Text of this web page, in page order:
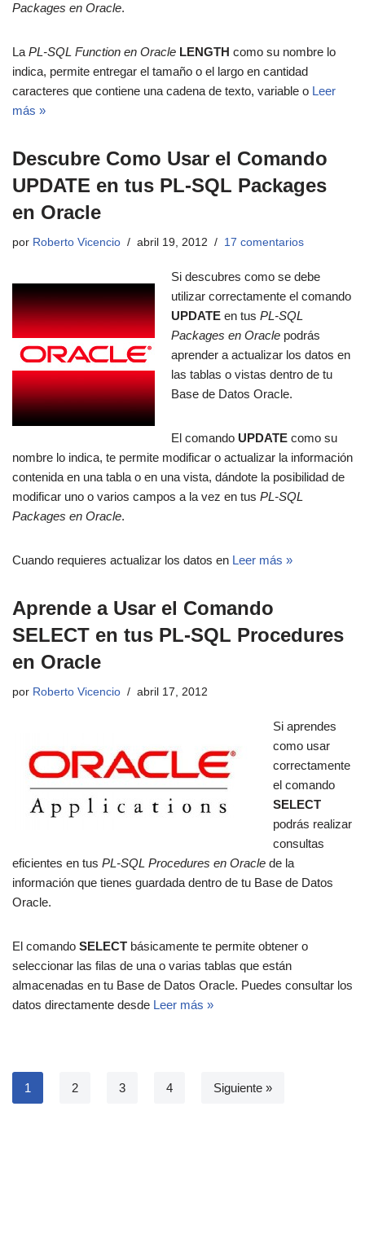
Packages en Oracle.
La PL-SQL Function en Oracle LENGTH como su nombre lo
indica, permite entregar el tamaño o el largo en cantidad
caracteres que contiene una cadena de texto, variable o Leer
más »
Descubre Como Usar el Comando
UPDATE en tus PL-SQL Packages
en Oracle
por Roberto Vicencio abril 19, 2012 17 comentarios
Si descubres como se debe
utilizar correctamente el comando
UPDATE en tus PL-SQL
Packages en Oracle podrás
aprender a actualizar los datos en
las tablas o vistas dentro de tu
Base de Datos Oracle.
El comando UPDATE como su
nombre lo indica, te permite modificar o actualizar la información
contenida en una tabla o en una vista, dándote la posibilidad de
modificar uno o varios campos a la vez en tus PL-SQL
Packages en Oracle.
Cuando requieres actualizar los datos en Leer más »
Aprende a Usar el Comando
SELECT en tus PL-SQL Procedures
en Oracle
por Roberto Vicencio abril 17, 2012
Si aprendes
como usar
correctamente
el comando
SELECT
podrás realizar
consultas
eficientes en tus PL-SQL Procedures en Oracle de la
información que tienes guardada dentro de tu Base de Datos
Oracle.
El comando SELECT básicamente te permite obtener o
seleccionar las filas de una o varias tablas que están
almacenadas en tu Base de Datos Oracle. Puedes consultar los
datos directamente desde Leer más »
1 2 3 4 Siguiente »